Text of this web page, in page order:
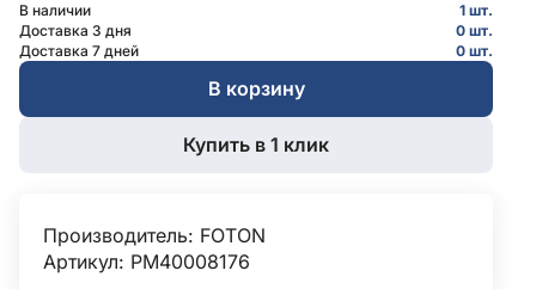
В наличии
1 шт.
Доставка 3 дня
0 шт.
Доставка 7 дней
0 шт.
В корзину
Купить в 1 клик
Производитель: FOTON
Артикул: PM40008176